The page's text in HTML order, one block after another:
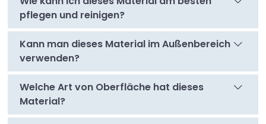
pflegen und reinigen?
Kann man dieses Material im Außenbereich
verwenden?
Welche Art von Oberfläche hat dieses
Material?